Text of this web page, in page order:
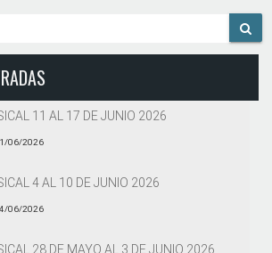
11 AL 17 DE JUNIO 2026
06/2026
4 AL 10 DE JUNIO 2026
06/2026
28 DE MAYO AL 3 DE JUNIO 2026